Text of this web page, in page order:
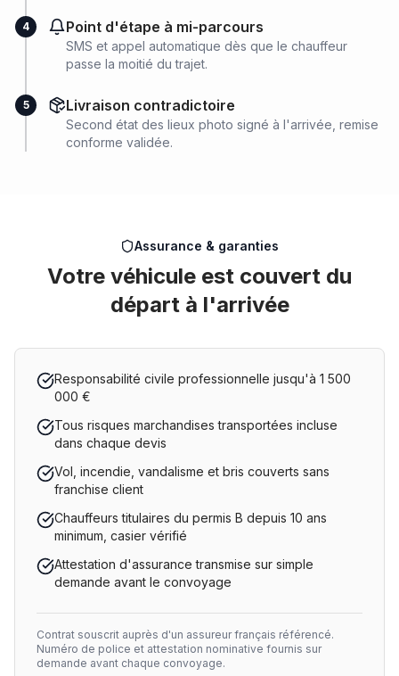
4 Point d'étape à mi-parcours
SMS et appel automatique dès que le chauffeur
passe la moitié du trajet.
5 Livraison contradictoire
Second état des lieux photo signé à l'arrivée, remise
conforme validée.
Assurance & garanties
Votre véhicule est couvert du
départ à l'arrivée
Responsabilité civile professionnelle jusqu'à 1 500
000 €
Tous risques marchandises transportées incluse
dans chaque devis
Vol, incendie, vandalisme et bris couverts sans
franchise client
Chauffeurs titulaires du permis B depuis 10 ans
minimum, casier vérifié
Attestation d'assurance transmise sur simple
demande avant le convoyage
Contrat souscrit auprès d'un assureur français référencé.
Numéro de police et attestation nominative fournis sur
demande avant chaque convoyage.